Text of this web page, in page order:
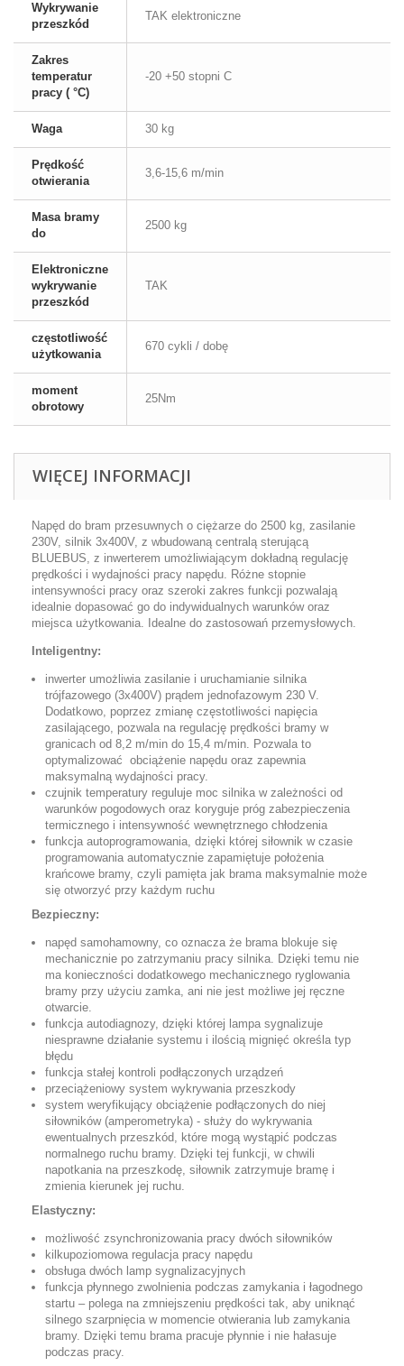
Wykrywanie
przeszkód
TAK elektroniczne
Zakres
temperatur
pracy ( °C)
-20 +50 stopni C
Waga 30 kg
Prędkość
otwierania
3,6-15,6 m/min
Masa bramy
do
2500 kg
Elektroniczne
wykrywanie
przeszkód
TAK
częstotliwość
użytkowania
670 cykli / dobę
moment
obrotowy
25Nm
WIĘCEJ INFORMACJI
Napęd do bram przesuwnych o ciężarze do 2500 kg, zasilanie
230V, silnik 3x400V, z wbudowaną centralą sterującą
BLUEBUS, z inwerterem umożliwiającym dokładną regulację
prędkości i wydajności pracy napędu. Różne stopnie
intensywności pracy oraz szeroki zakres funkcji pozwalają
idealnie dopasować go do indywidualnych warunków oraz
miejsca użytkowania. Idealne do zastosowań przemysłowych.
Inteligentny:
inwerter umożliwia zasilanie i uruchamianie silnika
trójfazowego (3x400V) prądem jednofazowym 230 V.
Dodatkowo, poprzez zmianę częstotliwości napięcia
zasilającego, pozwala na regulację prędkości bramy w
granicach od 8,2 m/min do 15,4 m/min. Pozwala to
optymalizować obciążenie napędu oraz zapewnia
maksymalną wydajności pracy.
czujnik temperatury reguluje moc silnika w zależności od
warunków pogodowych oraz koryguje próg zabezpieczenia
termicznego i intensywność wewnętrznego chłodzenia
funkcja autoprogramowania, dzięki której siłownik w czasie
programowania automatycznie zapamiętuje położenia
krańcowe bramy, czyli pamięta jak brama maksymalnie może
się otworzyć przy każdym ruchu
Bezpieczny:
napęd samohamowny, co oznacza że brama blokuje się
mechanicznie po zatrzymaniu pracy silnika. Dzięki temu nie
ma konieczności dodatkowego mechanicznego ryglowania
bramy przy użyciu zamka, ani nie jest możliwe jej ręczne
otwarcie.
funkcja autodiagnozy, dzięki której lampa sygnalizuje
niesprawne działanie systemu i ilością mignięć określa typ
błędu
funkcja stałej kontroli podłączonych urządzeń
przeciążeniowy system wykrywania przeszkody
system weryfikujący obciążenie podłączonych do niej
siłowników (amperometryka) - służy do wykrywania
ewentualnych przeszkód, które mogą wystąpić podczas
normalnego ruchu bramy. Dzięki tej funkcji, w chwili
napotkania na przeszkodę, siłownik zatrzymuje bramę i
zmienia kierunek jej ruchu.
Elastyczny:
możliwość zsynchronizowania pracy dwóch siłowników
kilkupoziomowa regulacja pracy napędu
obsługa dwóch lamp sygnalizacyjnych
funkcja płynnego zwolnienia podczas zamykania i łagodnego
startu – polega na zmniejszeniu prędkości tak, aby uniknąć
silnego szarpnięcia w momencie otwierania lub zamykania
bramy. Dzięki temu brama pracuje płynnie i nie hałasuje
podczas pracy.